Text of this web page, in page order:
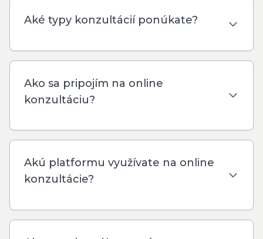
Aké typy konzultácií ponúkate?
Ako sa pripojím na online
konzultáciu?
Akú platformu využívate na online
konzultácie?